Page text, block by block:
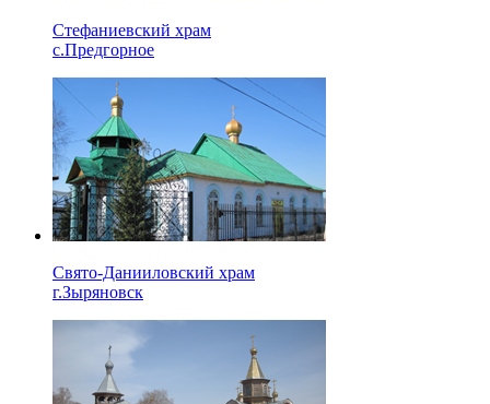
Стефаниевский храм
с.Предгорное
Свято-Данииловский храм
г.Зыряновск